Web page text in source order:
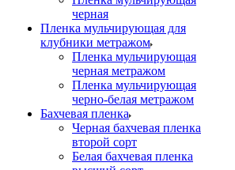
черная
Пленка мульчирующая для
клубники метражом
Пленка мульчирующая
черная метражом
Пленка мульчирующая
черно-белая метражом
Бахчевая пленка
Черная бахчевая пленка
второй сорт
Белая бахчевая пленка